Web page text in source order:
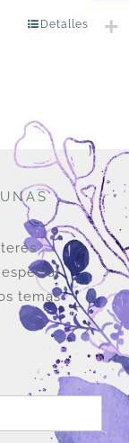
Detalles
temas